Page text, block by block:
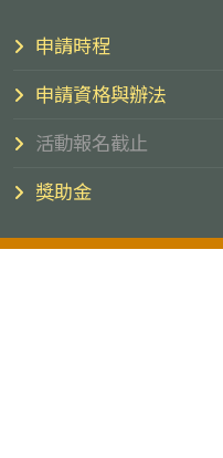
申請時程
申請資格與辦法
活動報名截止
獎助金